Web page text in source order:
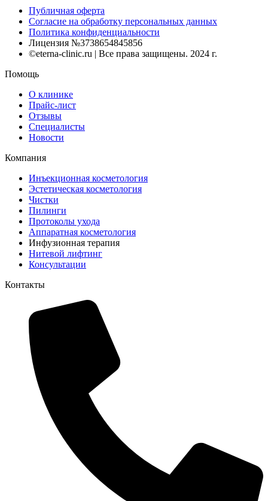
Публичная оферта
Согласие на обработку персональных данных
Политика конфиденциальности
Лицензия №3738654845856
©eterna-clinic.ru | Все права защищены. 2024 г.
Помощь
О клинике
Прайс-лист
Отзывы
Специалисты
Новости
Компания
Инъекционная косметология
Эстетическая косметология
Чистки
Пилинги
Протоколы ухода
Аппаратная косметология
Инфузионная терапия
Нитевой лифтинг
Консультации
Контакты